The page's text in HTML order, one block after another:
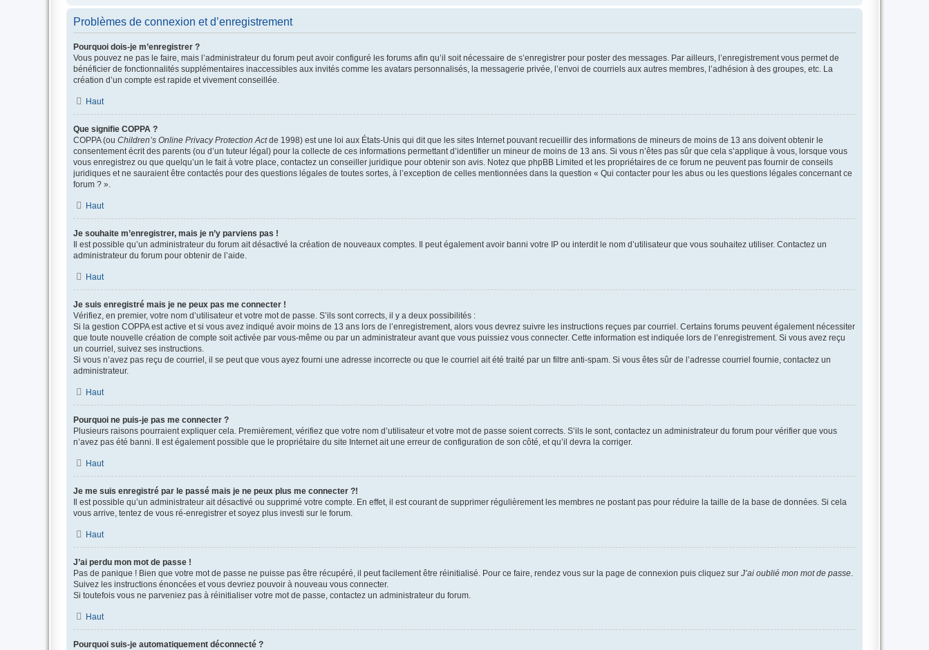
Problèmes de connexion et d’enregistrement
Pourquoi dois-je m’enregistrer ?
Vous pouvez ne pas le faire, mais l’administrateur du forum peut avoir configuré les forums afin qu’il soit nécessaire de s’enregistrer pour poster des messages. Par ailleurs, l’enregistrement vous permet de
bénéficier de fonctionnalités supplémentaires inaccessibles aux invités comme les avatars personnalisés, la messagerie privée, l’envoi de courriels aux autres membres, l’adhésion à des groupes, etc. La
création d’un compte est rapide et vivement conseillée.
Haut
Que signifie COPPA ?
COPPA (ou Children’s Online Privacy Protection Actde 1998) est une loi aux États-Unis qui dit que les sites Internet pouvant recueillir des informations de mineurs de moins de 13 ans doivent obtenir le
consentement écrit des parents (ou d’un tuteur légal) pour la collecte de ces informations permettant d’identifier un mineur de moins de 13 ans. Si vous n’êtes pas sûr que cela s’applique à vous, lorsque vous
vous enregistrez ou que quelqu’un le fait à votre place, contactez un conseiller juridique pour obtenir son avis. Notez que phpBB Limited et les propriétaires de ce forum ne peuvent pas fournir de conseils
juridiques et ne sauraient être contactés pour des questions légales de toutes sortes, à l’exception de celles mentionnées dans la question « Qui contacter pour les abus ou les questions légales concernant ce
forum ? ».
Haut
Je souhaite m’enregistrer, mais je n’y parviens pas !
Il est possible qu’un administrateur du forum ait désactivé la création de nouveaux comptes. Il peut également avoir banni votre IP ou interdit le nom d’utilisateur que vous souhaitez utiliser. Contactez un
administrateur du forum pour obtenir de l’aide.
Haut
Je suis enregistré mais je ne peux pas me connecter !
Vérifiez, en premier, votre nom d’utilisateur et votre mot de passe. S’ils sont corrects, il y a deux possibilités :
Si la gestion COPPA est active et si vous avez indiqué avoir moins de 13 ans lors de l’enregistrement, alors vous devrez suivre les instructions reçues par courriel. Certains forums peuvent également nécessiter
que toute nouvelle création de compte soit activée par vous-même ou par un administrateur avant que vous puissiez vous connecter. Cette information est indiquée lors de l’enregistrement. Si vous avez reçu
un courriel, suivez ses instructions.
Si vous n’avez pas reçu de courriel, il se peut que vous ayez fourni une adresse incorrecte ou que le courriel ait été traité par un filtre anti-spam. Si vous êtes sûr de l’adresse courriel fournie, contactez un
administrateur.
Haut
Pourquoi ne puis-je pas me connecter ?
Plusieurs raisons pourraient expliquer cela. Premièrement, vérifiez que votre nom d’utilisateur et votre mot de passe soient corrects. S’ils le sont, contactez un administrateur du forum pour vérifier que vous
n’avez pas été banni. Il est également possible que le propriétaire du site Internet ait une erreur de configuration de son côté, et qu’il devra la corriger.
Haut
Je me suis enregistré par le passé mais je ne peux plus me connecter ?!
Il est possible qu’un administrateur ait désactivé ou supprimé votre compte. En effet, il est courant de supprimer régulièrement les membres ne postant pas pour réduire la taille de la base de données. Si cela
vous arrive, tentez de vous ré-enregistrer et soyez plus investi sur le forum.
Haut
J’ai perdu mon mot de passe !
Pas de panique ! Bien que votre mot de passe ne puisse pas être récupéré, il peut facilement être réinitialisé. Pour ce faire, rendez vous sur la page de connexion puis cliquez sur J’ai oublié mon mot de passe.
Suivez les instructions énoncées et vous devriez pouvoir à nouveau vous connecter.
Si toutefois vous ne parveniez pas à réinitialiser votre mot de passe, contactez un administrateur du forum.
Haut
Pourquoi suis-je automatiquement déconnecté ?